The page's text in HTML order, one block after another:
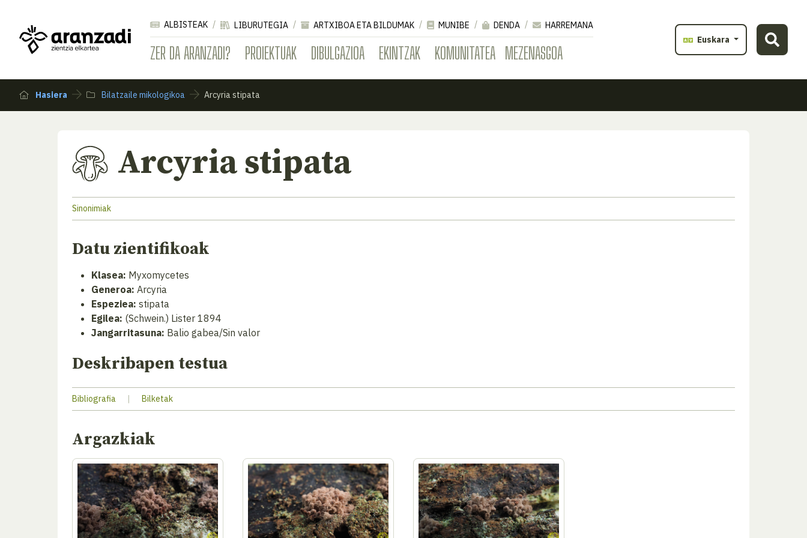
ZER DA ARANZADI? PROIEKTUAK DIBULGAZIOA EKINTZAK KOMUNITATEA MEZENASGOA
ALBISTEAK LIBURUTEGIA ARTXIBOA ETA BILDUMAK MUNIBE DENDA
HARREMANA
Euskara
Hasiera Bilatzaile mikologikoa Arcyria stipata
Arcyria stipata
Sinonimiak
Datu zientifikoak
Klasea: Myxomycetes
Generoa: Arcyria
Espeziea: stipata
Egilea: (Schwein.) Lister 1894
Jangarritasuna: Balio gabea/Sin valor
Deskribapen testua
Bibliografia | Bilketak
Argazkiak